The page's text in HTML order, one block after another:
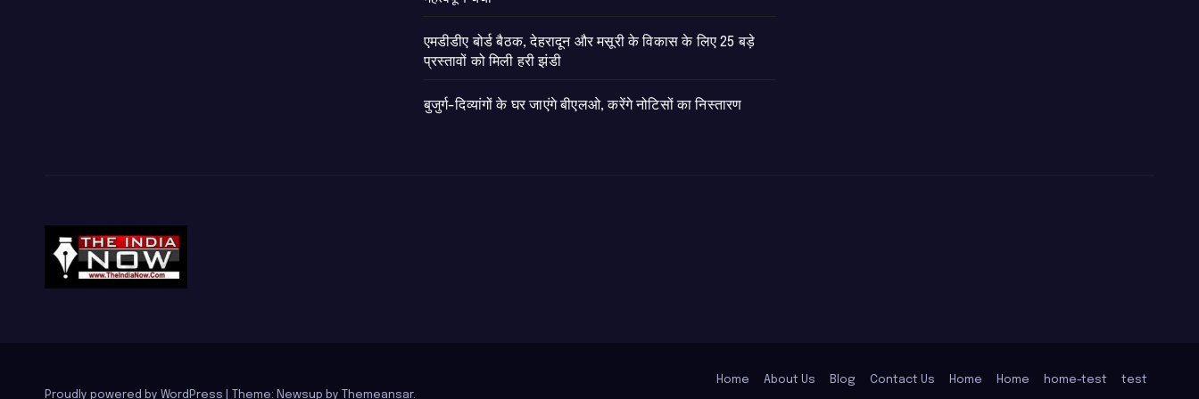
एमडीडीए बोर्ड बैठक, देहरादून और मसूरी के विकास के लिए 25 बड़े
प्रस्तावों को मिली हरी झंडी
बुजुर्ग-दिव्यांगों के घर जाएंगे बीएलओ, करेंगे नोटिसों का निस्तारण
Proudly powered by WordPress Theme: Newsup by Themeansar.
Home About Us Blog Contact Us Home Home home-test test